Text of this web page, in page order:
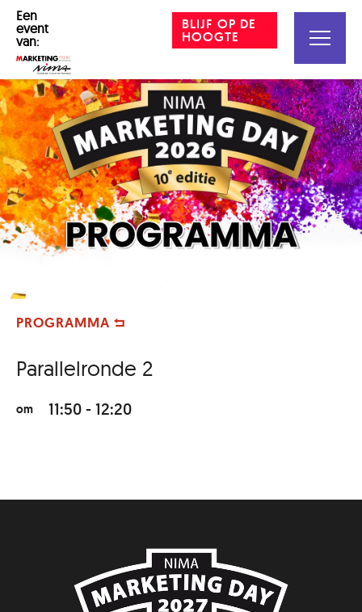
BLIJF OP DE
HOOGTE
Een
event
van:
PROGRAMMA
Parallelronde 2
om 11:50 - 12:20